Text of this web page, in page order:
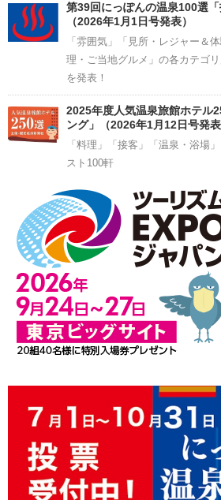
第39回にっぽんの温泉100選「
（2026年1月1日号発表）
「雰囲気」「見所・レジャー＆
理・ご当地グルメ」の各カテゴ
を発表！
2025年度人気温泉旅館ホテル
ング」（2026年1月12日号発表
「料理」「接客」「温泉・浴場
スト100軒